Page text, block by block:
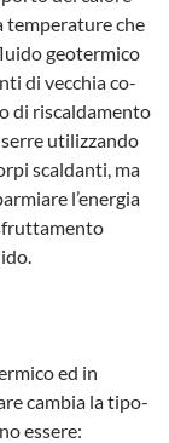
temperature che
geotermico
di vecchia co­
di riscaldamento
utilizzan­do
scaldanti, ma
l’energia
ed in
cambia la tipo­
essere: